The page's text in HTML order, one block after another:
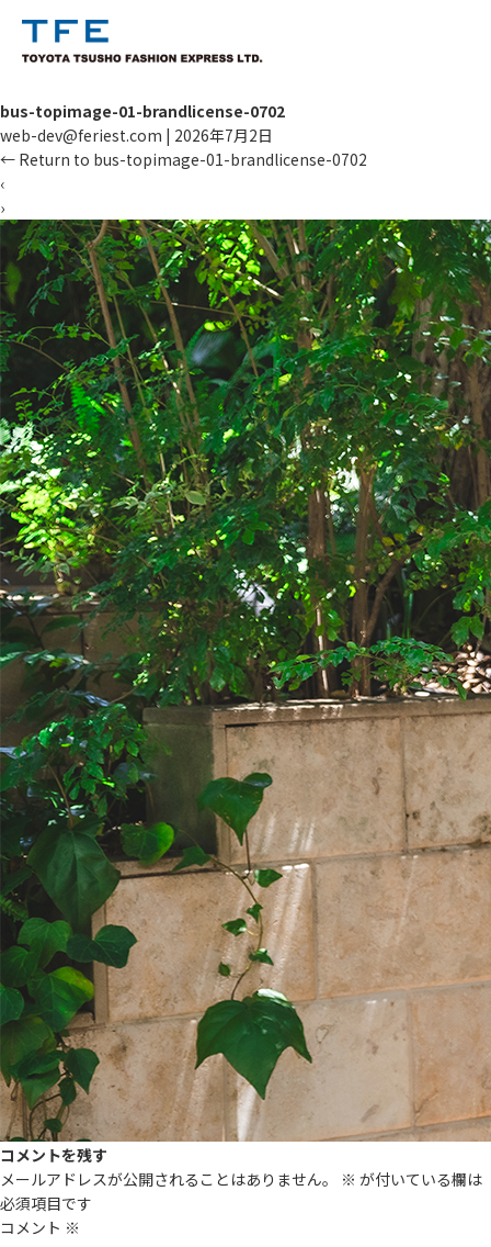
bus-topimage-01-brandlicense-0702
web-dev@feriest.com | 2026年7月2日
← Return to bus-topimage-01-brandlicense-0702
‹
›
コメントを残す
メールアドレスが公開されることはありません。
※ が付いている欄は
必須項目です
コメント ※